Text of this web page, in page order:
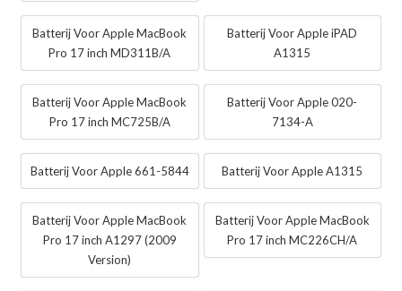
Batterij Voor Apple MacBook
Pro 17 inch MD311B/A
Batterij Voor Apple iPAD
A1315
Batterij Voor Apple MacBook
Pro 17 inch MC725B/A
Batterij Voor Apple 020-
7134-A
Batterij Voor Apple 661-5844 Batterij Voor Apple A1315
Batterij Voor Apple MacBook
Pro 17 inch A1297 (2009
Version)
Batterij Voor Apple MacBook
Pro 17 inch MC226CH/A